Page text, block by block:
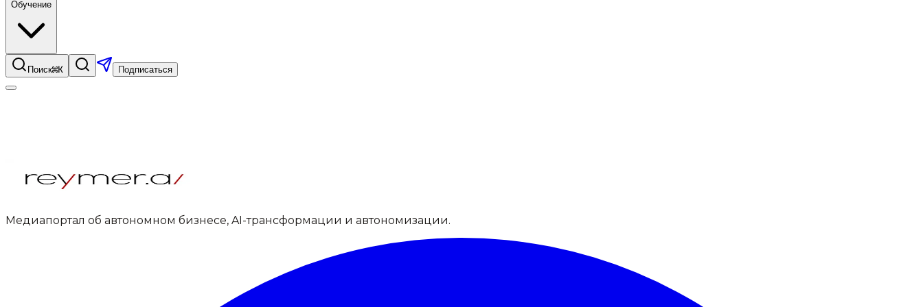
Обучение
Поиск⌘K Подписаться
Медиапортал об автономном бизнесе, AI-трансформации и автономизации.